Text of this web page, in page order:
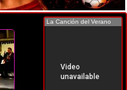
La Canción del Verano